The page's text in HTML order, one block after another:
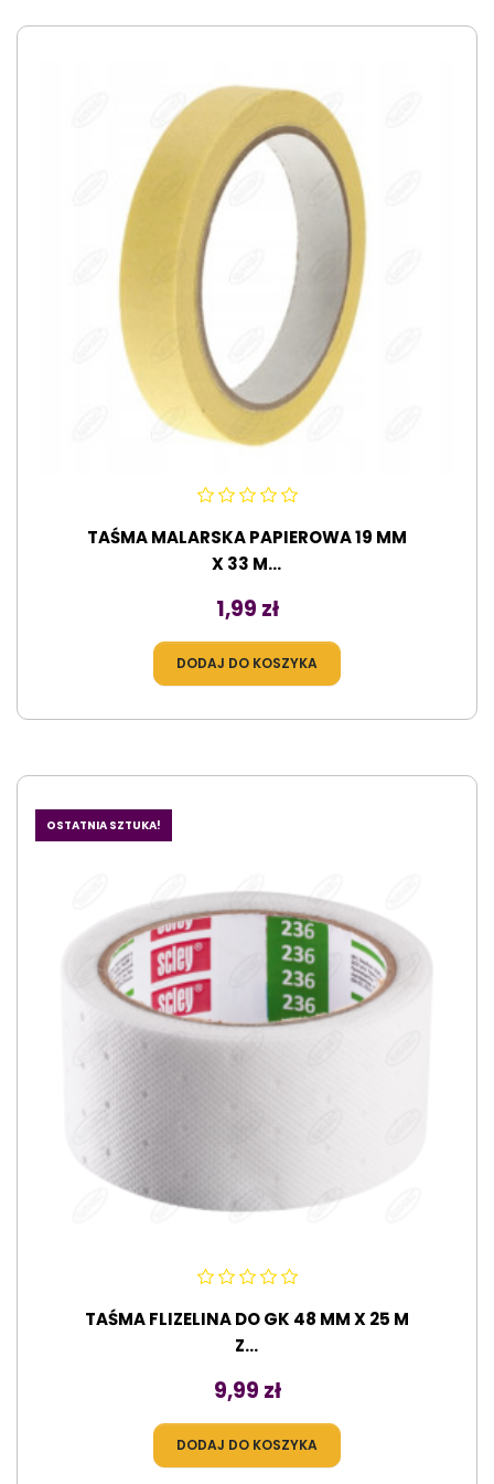
TAŚMA MALARSKA PAPIEROWA 19 MM
X 33 M...
Cena
1,99 zł
DODAJ DO KOSZYKA
OSTATNIA SZTUKA!
TAŚMA FLIZELINA DO GK 48 MM X 25 M
Z...
Cena
9,99 zł
DODAJ DO KOSZYKA